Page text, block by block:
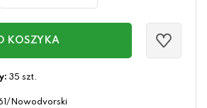
KOSZYKA
35 szt.
Nowodvorski